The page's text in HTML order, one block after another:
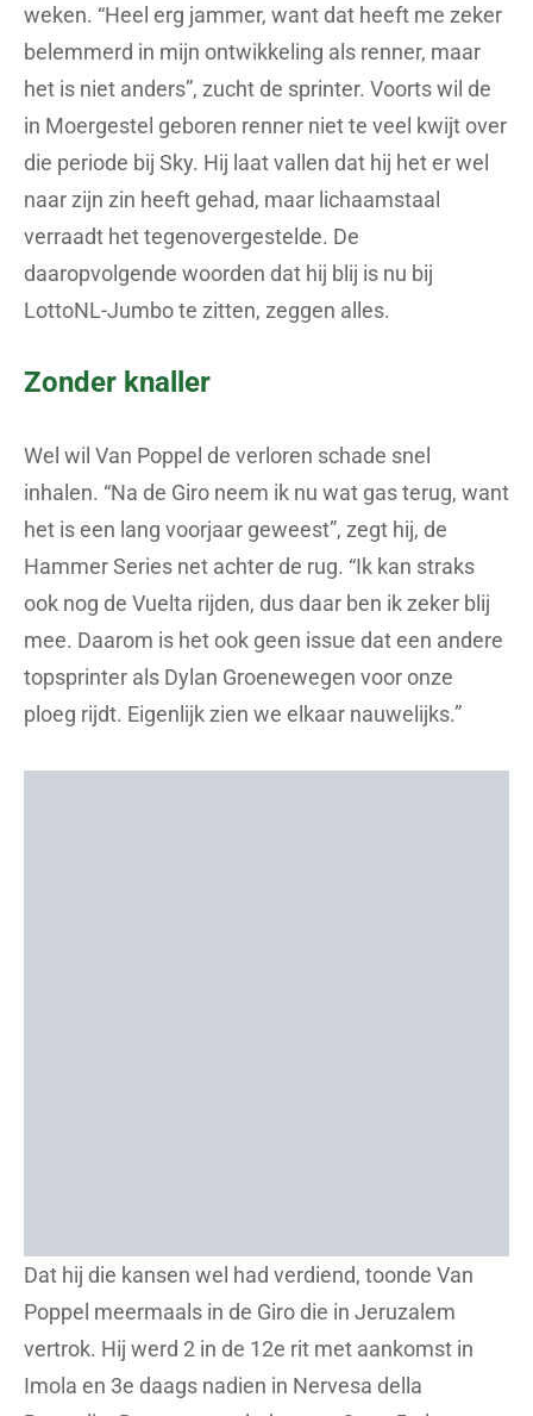
weken. “Heel erg jammer, want dat heeft me zeker
belemmerd in mijn ontwikkeling als renner, maar
het is niet anders”, zucht de sprinter. Voorts wil de
in Moergestel geboren renner niet te veel kwijt over
die periode bij Sky. Hij laat vallen dat hij het er wel
naar zijn zin heeft gehad, maar lichaamstaal
verraadt het tegenovergestelde. De
daaropvolgende woorden dat hij blij is nu bij
LottoNL-Jumbo te zitten, zeggen alles.
Zonder knaller
Wel wil Van Poppel de verloren schade snel
inhalen. “Na de Giro neem ik nu wat gas terug, want
het is een lang voorjaar geweest”, zegt hij, de
Hammer Series net achter de rug. “Ik kan straks
ook nog de Vuelta rijden, dus daar ben ik zeker blij
mee. Daarom is het ook geen issue dat een andere
topsprinter als Dylan Groenewegen voor onze
ploeg rijdt. Eigenlijk zien we elkaar nauwelijks.”
Dat hij die kansen wel had verdiend, toonde Van
Poppel meermaals in de Giro die in Jeruzalem
vertrok. Hij werd 2 in de 12e rit met aankomst in
Imola en 3e daags nadien in Nervesa della